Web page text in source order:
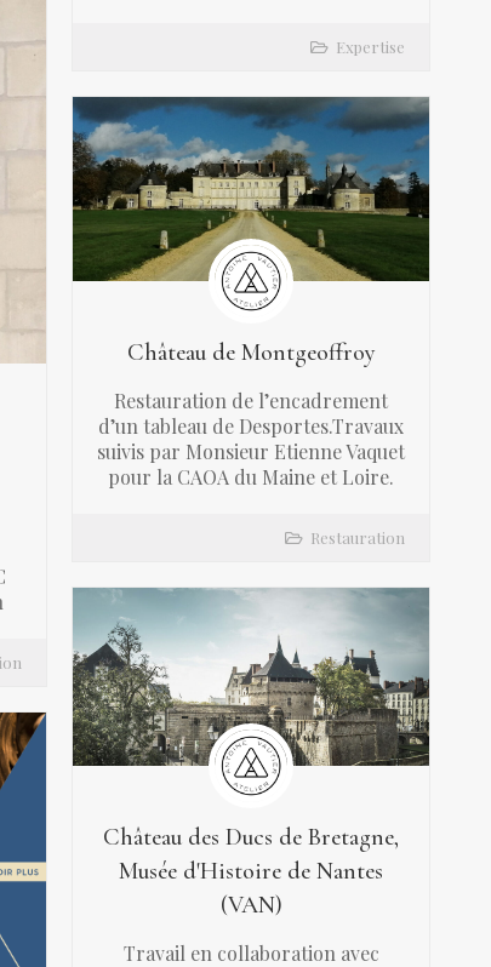
Expertise
Château de Montgeoffroy
Restauration de l’encadrement
d’un tableau de Desportes.Travaux
suivis par Monsieur Etienne Vaquet
pour la CAOA du Maine et Loire.
Restauration
Château des Ducs de Bretagne,
Musée d'Histoire de Nantes
(VAN)
Travail en collaboration avec